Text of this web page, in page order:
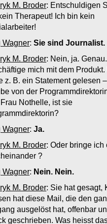
M. Broder: Entschuldigen
Therapeut! Ich bin kein
Wagner: Sie sind Journalist.
M. Broder: Nein, ja.
mich mit dem
z. B. ein Statement gelesen
von der
Nothelle, ist sie
Wagner: Ja.
M. Broder: Oder bringe ich
?
Wagner: Nein. Nein.
M. Broder: Sie hat gesagt,
hat diese Mail, die den
ausgelöst hat, offenbar
geschrieben. Was heisst